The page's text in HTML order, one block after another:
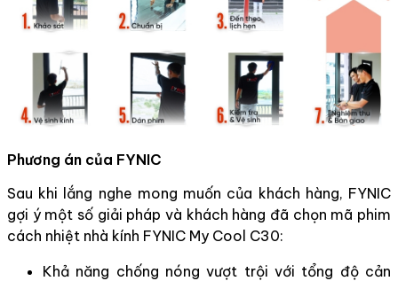
Phương án của FYNIC
Sau khi lắng nghe mong muốn của khách hàng, FYNIC
gợi ý một số giải pháp và khách hàng đã chọn mã phim
cách nhiệt nhà kính FYNIC My Cool C30:
Khả năng chống nóng vượt trội với tổng độ cản